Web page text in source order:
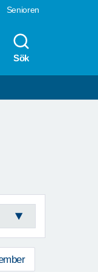
Senioren
Sök